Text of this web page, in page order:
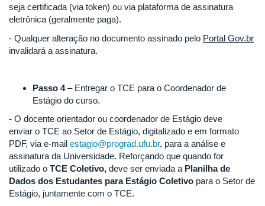
seja certificada (via token) ou via plataforma de assinatura
eletrônica (geralmente paga).
- Qualquer alteração no documento assinado pelo Portal Gov.br
invalidará a assinatura.
Passo 4– Entregar o TCE para o Coordenador de
Estágio do curso.
- O docente orientador ou coordenador de Estágio deve
enviar o TCE ao Setor de Estágio, digitalizado e em formato
PDF, via e-mail estagio@prograd.ufu.br, para a análise e
assinatura da Universidade. Reforçando que quando for
utilizado o TCE Coletivo, deve ser enviada a Planilha de
Dados dos Estudantes para Estágio Coletivo para o Setor de
Estágio, juntamente com o TCE.